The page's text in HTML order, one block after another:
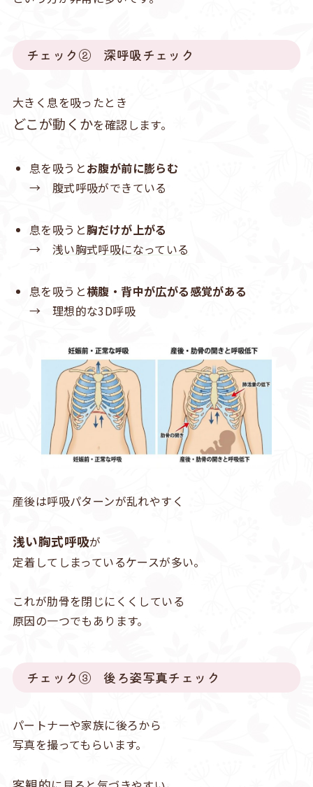
チェック② 深呼吸チェック
大きく息を吸ったとき
どこが動くかを確認します。
息を吸うとお腹が前に膨らむ
→ 腹式呼吸ができている
息を吸うと胸だけが上がる
→ 浅い胸式呼吸になっている
息を吸うと横腹・背中が広がる感覚がある
→ 理想的な3D呼吸
産後は呼吸パターンが乱れやすく
浅い胸式呼吸が
定着してしまっているケースが多い。
これが肋骨を閉じにくくしている
原因の一つでもあります。
チェック③ 後ろ姿写真チェック
パートナーや家族に後ろから
写真を撮ってもらいます。